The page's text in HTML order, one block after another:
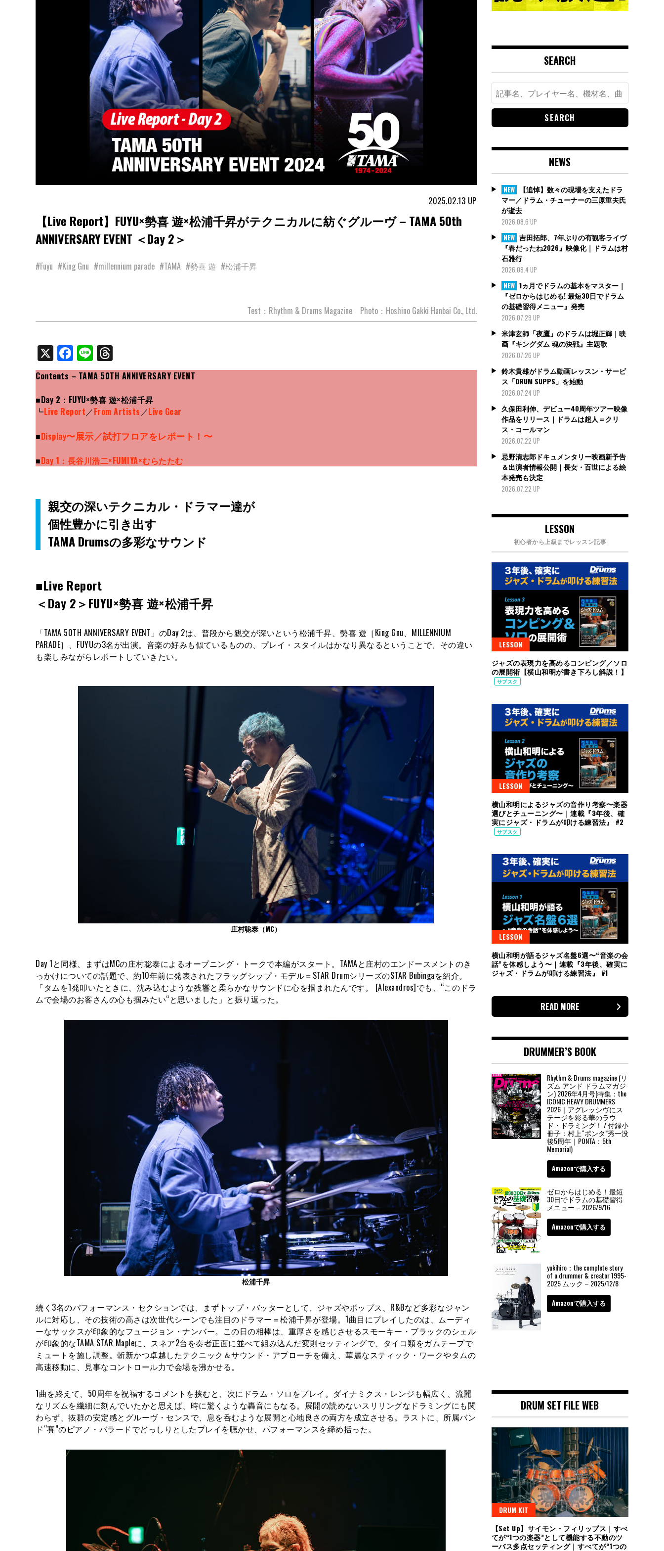
2025.02.13 UP
【Live Report】FUYU×勢喜 遊×松浦千昇がテクニカルに紡ぐグルーヴ – TAMA 50th
ANNIVERSARY EVENT ＜Day 2＞
#Fuyu #King Gnu #millennium parade #TAMA #勢喜 遊 #松浦千昇
Test：Rhythm & Drums Magazine Photo：Hoshino Gakki Hanbai Co., Ltd.
X Facebook
Line
Contents – TAMA 50TH ANNIVERSARY EVENT
■Day 2：FUYU×勢喜 遊×松浦千昇
┗Live Report／From Artists ／Live Gear
■Display〜展示／試打フロアをレポート！〜
■Day 1：長谷川浩二×FUMIYA×むらたたむ
親交の深いテクニカル・ドラマー達が
個性豊かに引き出す
TAMA Drumsの多彩なサウンド
■Live Report
＜Day 2＞FUYU×勢喜 遊×松浦千昇
「TAMA 50TH ANNIVERSARY EVENT」のDay 2は、普段から親交が深いという松浦千昇、勢喜 遊［King Gnu、MILLENNIUM
PARADE］、FUYUの3名が出演。音楽の好みも似ているものの、プレイ・スタイルはかなり異なるということで、その違い
も楽しみながらレポートしていきたい。
庄村聡泰（MC）
Day 1と同様、まずはMCの庄村聡泰によるオープニング・トークで本編がスタート。TAMAと庄村のエンドースメントのき
っかけについての話題で、約10年前に発表されたフラッグシップ・モデル＝STAR DrumシリーズのSTAR Bubingaを紹介。
「タムを1発叩いたときに、沈み込むような残響と柔らかなサウンドに心を掴まれたんです。 [Alexandros]でも、“このドラ
ムで会場のお客さんの心も掴みたい“と思いました」と振り返った。
松浦千昇
続く3名のパフォーマンス・セクションでは、まずトップ・バッターとして、ジャズやポップス、R&Bなど多彩なジャン
ルに対応し、その技術の高さは次世代シーンでも注目のドラマー＝松浦千昇が登場。1曲目にプレイしたのは、ムーディ
ーなサックスが印象的なフュージョン・ナンバー。この日の相棒は、重厚さを感じさせるスモーキー・ブラックのシェル
が印象的なTAMA STAR Mapleに、スネア2台を奏者正面に並べて組み込んだ変則セッティングで、タイコ類をガムテープで
ミュートを施し調整。斬新かつ卓越したテクニック＆サウンド・アプローチを備え、華麗なスティック・ワークやタムの
高速移動に、見事なコントロール力で会場を沸かせる。
1曲を終えて、50周年を祝福するコメントを挟むと、次にドラム・ソロをプレイ。ダイナミクス・レンジも幅広く、流麗
なリズムを繊細に刻んでいたかと思えば、時に驚くような轟音にもなる。展開の読めないスリリングなドラミングにも関
わらず、抜群の安定感とグルーヴ・センスで、息を呑むような展開と心地良さの両方を成立させる。ラストに、所属バン
ド“賽”のピアノ・バラードでどっしりとしたプレイを聴かせ、パフォーマンスを締め括った。
SEARCH
Search
for:
NEWS
NEW
【追悼】数々の現場を支えたドラ
マー／ドラム・チューナーの三原重夫氏
が逝去
2026.08.6 UP
NEW 吉田拓郎、7年ぶりの有観客ライヴ
『春だったね2026』映像化｜ドラムは村
石雅行
2026.08.4 UP
NEW 1ヵ月でドラムの基本をマスター｜
『ゼロからはじめる! 最短30日でドラム
の基礎習得メニュー』発売
2026.07.29 UP
米津玄師「夜鷹」のドラムは堀正輝｜映
画『キングダム 魂の決戦』主題歌
2026.07.26 UP
鈴木貴雄がドラム動画レッスン・サービ
ス「DRUM SUPPS」を始動
2026.07.24 UP
久保田利伸、デビュー40周年ツアー映像
作品をリリース｜ドラムは超人＝クリ
ス・コールマン
2026.07.22 UP
忌野清志郎ドキュメンタリー映画新予告
＆出演者情報公開｜長女・百世による絵
本発売も決定
2026.07.22 UP
LESSON
初心者から上級までレッスン記事
LESSON
ジャズの表現力を高めるコンピング／ソロ
の展開術【横山和明が書き下ろし解説！】
サブスク
LESSON
横山和明によるジャズの音作り考察〜楽器
選びとチューニング〜｜連載『3年後、確
実にジャズ・ドラムが叩ける練習法』 #2
サブスク
LESSON
横山和明が語るジャズ名盤6選〜“音楽の会
話”を体感しよう〜｜連載『3年後、確実に
ジャズ・ドラムが叩ける練習法』 #1
READ MORE
DRUMMER’S BOOK
Rhythm & Drums magazine (リ
ズム アンド ドラムマガジ
ン) 2026年4月号(特集：the
ICONIC HEAVY DRUMMERS
2026｜アグレッシヴにス
テージを彩る華のラウ
ド・ドラミング！ / 付録小
冊子：村上“ポンタ”秀一没
後5周年｜PONTA：5th
Memorial)
Amazonで購入する
ゼロからはじめる！最短
30日でドラムの基礎習得
メニュー – 2026/9/16
Amazonで購入する
yukihiro：the complete story
of a drummer & creator 1995-
2025 ムック – 2025/12/8
Amazonで購入する
DRUM SET FILE WEB
DRUM KIT
【Set Up】サイモン・フィリップス｜すべ
てが“1つの楽器”として機能する不動のツ
ーバス多点セッティング｜すべてが“1つの